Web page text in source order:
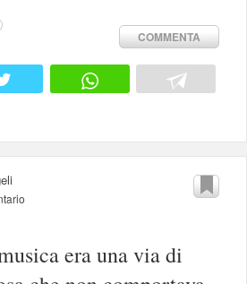
COMMENTA
era una via di